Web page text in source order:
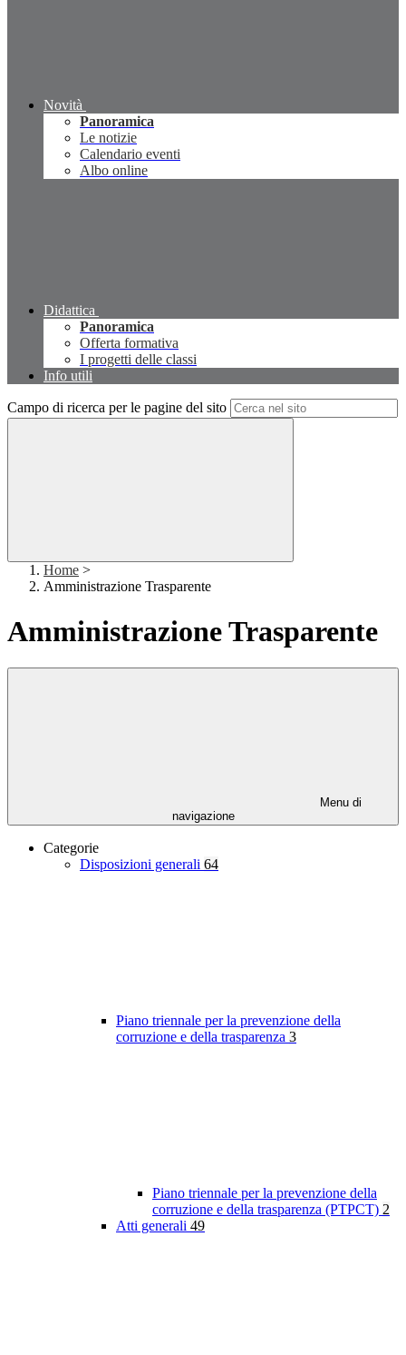
Novità
Panoramica
Le notizie
Calendario eventi
Albo online
Didattica
Panoramica
Offerta formativa
I progetti delle classi
Info utili
Campo di ricerca per le pagine del sito
Home >
Amministrazione Trasparente
Amministrazione Trasparente
Menu di
navigazione
Categorie
Disposizioni generali 64
Piano triennale per la prevenzione della
corruzione e della trasparenza 3
Piano triennale per la prevenzione della
corruzione e della trasparenza (PTPCT) 2
Atti generali 49